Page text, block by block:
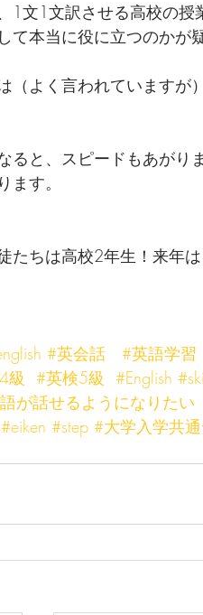
1文1文訳させる高校の授
て本当に役に立つのかが
（よく言われていますが
ると、スピードもあがり
す。
たちは高校2年生！来年
#英会話 #英語学習
級
#英検5級 #English
が話せるようになりたい
#eiken #step #大学入学共